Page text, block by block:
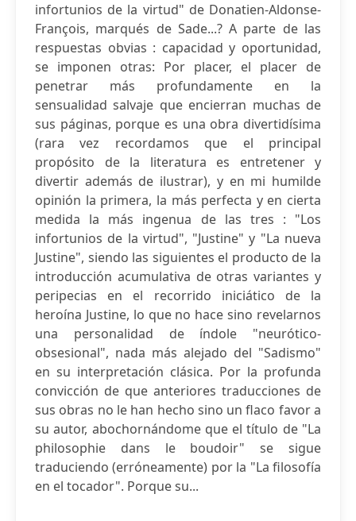
infortunios de la virtud" de Donatien-Aldonse-
François, marqués de Sade...? A parte de las
respuestas obvias : capacidad y oportunidad,
se imponen otras: Por placer, el placer de
penetrar más profundamente en la
sensualidad salvaje que encierran muchas de
sus páginas, porque es una obra divertidísima
(rara vez recordamos que el principal
propósito de la literatura es entretener y
divertir además de ilustrar), y en mi humilde
opinión la primera, la más perfecta y en cierta
medida la más ingenua de las tres : "Los
infortunios de la virtud", "Justine" y "La nueva
Justine", siendo las siguientes el producto de la
introducción acumulativa de otras variantes y
peripecias en el recorrido iniciático de la
heroína Justine, lo que no hace sino revelarnos
una personalidad de índole "neurótico-
obsesional", nada más alejado del "Sadismo"
en su interpretación clásica. Por la profunda
convicción de que anteriores traducciones de
sus obras no le han hecho sino un flaco favor a
su autor, abochornándome que el título de "La
philosophie dans le boudoir" se sigue
traduciendo (erróneamente) por la "La filosofía
en el tocador". Porque su...